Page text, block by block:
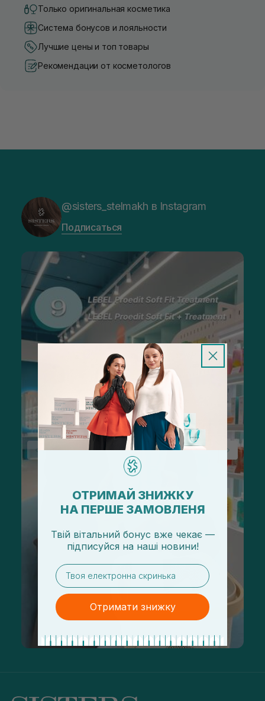
Только оригинальная косметика
Система бонусов и лояльности
Лучшие цены и топ товары
Рекомендации от косметологов
@sisters_stelmakh в Instagram
Подписаться
ОТРИМАЙ ЗНИЖКУ
НА ПЕРШЕ ЗАМОВЛЕНЯ
Твій вітальний бонус вже чекає —
підписуйся на наші новини!
email
Отримати знижку